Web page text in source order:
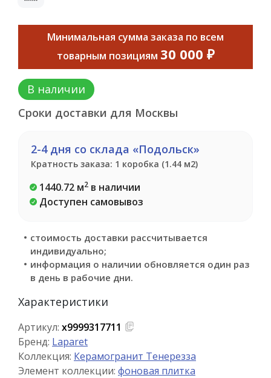
Минимальная сумма заказа по всем
товарным позициям 30 000 ₽
В наличии
Сроки доставки для Москвы
2-4 дня со склада «Подольск»
Кратность заказа: 1 коробка (1.44 м2)
1440.72 м2 в наличии
Доступен самовывоз
стоимость доставки рассчитывается
индивидуально;
информация о наличии обновляется один раз
в день в рабочие дни.
Характеристики
Артикул: х9999317711
Бренд: Laparet
Коллекция: Керамогранит Тенерезза
Элемент коллекции: фоновая плитка